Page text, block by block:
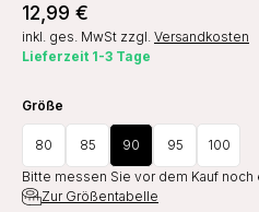
12,99 €
inkl. ges. MwSt zzgl. Versandkosten
Lieferzeit 1-3 Tage
Größe
80 85 90 95
100
Bitte messen Sie vor dem Kauf noch
Zur Größentabelle